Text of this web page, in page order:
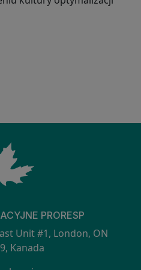
PRORESP
Unit #1, London, ON
Kanada